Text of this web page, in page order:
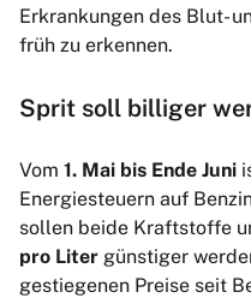
Erkrankungen des Blut-
früh zu erkennen.
Sprit soll billiger
Vom 1. Mai bis Ende Juni
Energiesteuern auf
sollen beide Kraftstoffe
pro Liter günstiger
gestiegenen Preise seit